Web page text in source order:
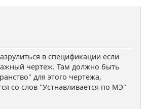
в спецификации если
чертеж. Там должно быть
для этого чертежа,
со слов "Устнавливается по МЭ"